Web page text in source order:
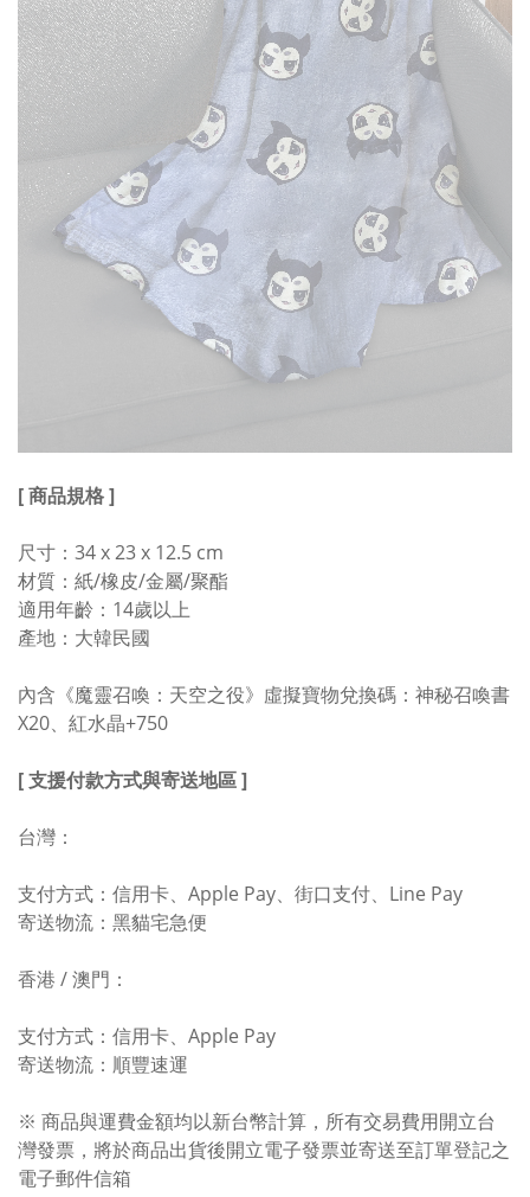
[ 商品規格 ]
尺寸：34 x 23 x 12.5 cm
材質：紙/橡皮/金屬/聚酯
適用年齡：14歲以上
產地：大韓民國
內含《魔靈召喚：天空之役》虛擬寶物兌換碼：神秘召喚書
X20、紅水晶+750
[ 支援付款方式與寄送地區 ]
台灣：
支付方式：信用卡、Apple Pay、街口支付、Line Pay
寄送物流：黑貓宅急便
香港 / 澳門：
支付方式：信用卡、Apple Pay
寄送物流：順豐速運
※ 商品與運費金額均以新台幣計算，所有交易費用開立台
灣發票，將於商品出貨後開立電子發票並寄送至訂單登記之
電子郵件信箱